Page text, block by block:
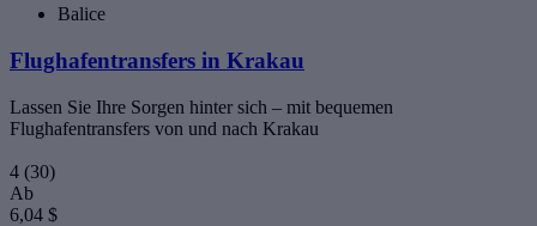
Balice
Flughafentransfers in Krakau
Lassen Sie Ihre Sorgen hinter sich – mit bequemen
Flughafentransfers von und nach Krakau
4 (30)
Ab
6,04 $